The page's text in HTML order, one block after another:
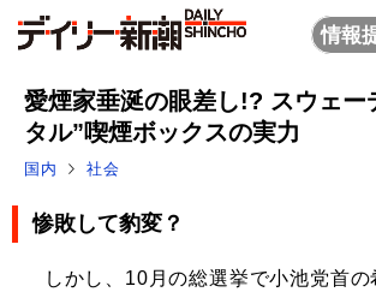
情報
愛煙家垂涎の眼差し!? スウェー
タル”喫煙ボックスの実力
国内 社会
惨敗して豹変？
しかし、10月の総選挙で小池党首の